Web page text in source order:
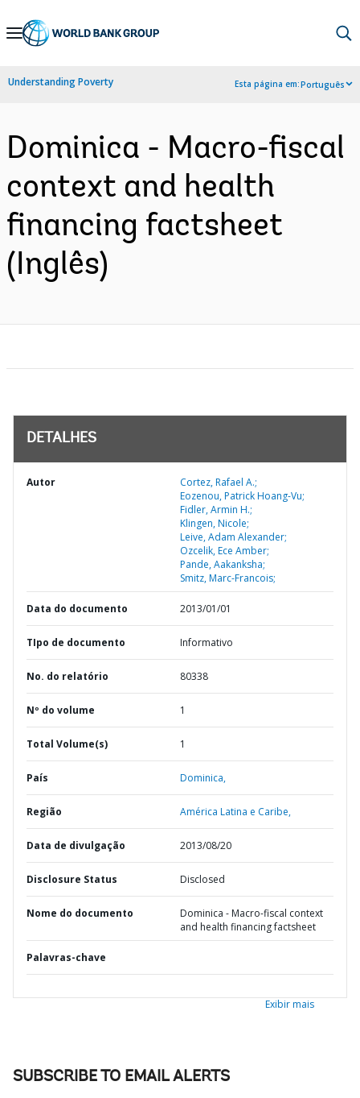
Skip
Navigation
Understanding Poverty Esta página em:Português
Dominica - Macro-fiscal
context and health
financing factsheet
(Inglês)
DETALHES
Autor
Cortez, Rafael A.;
Eozenou, Patrick Hoang-Vu;
Fidler, Armin H.;
Klingen, Nicole;
Leive, Adam Alexander;
Ozcelik, Ece Amber;
Pande, Aakanksha;
Smitz, Marc-Francois;
Data do documento 2013/01/01
TIpo de documento Informativo
No. do relatório 80338
Nº do volume 1
Total Volume(s) 1
País Dominica,
Região América Latina e Caribe,
Data de divulgação 2013/08/20
Disclosure Status Disclosed
Nome do documento
Dominica - Macro-fiscal context
and health financing factsheet
Palavras-chave
Exibir mais
SUBSCRIBE TO EMAIL ALERTS